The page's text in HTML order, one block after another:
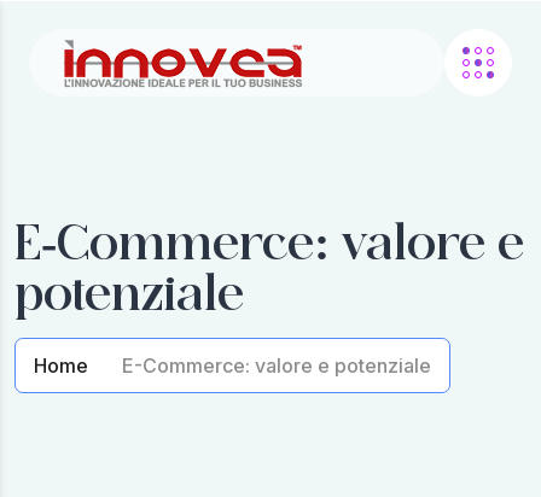
E-Commerce: valore e
potenziale
Home E-Commerce: valore e potenziale